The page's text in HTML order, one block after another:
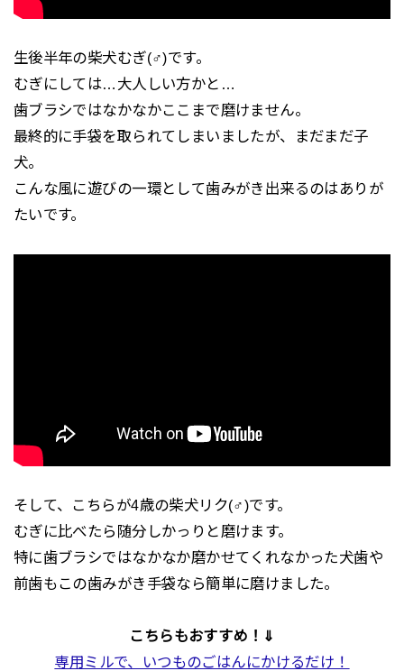
生後半年の柴犬むぎ(♂)です。
むぎにしては…大人しい方かと…
歯ブラシではなかなかここまで磨けません。
最終的に手袋を取られてしまいましたが、まだまだ子
犬。
こんな風に遊びの一環として歯みがき出来るのはありが
たいです。
そして、こちらが4歳の柴犬リク(♂)です。
むぎに比べたら随分しかっりと磨けます。
特に歯ブラシではなかなか磨かせてくれなかった犬歯や
前歯もこの歯みがき手袋なら簡単に磨けました。
こちらもおすすめ！⇓
専用ミルで、いつものごはんにかけるだけ！